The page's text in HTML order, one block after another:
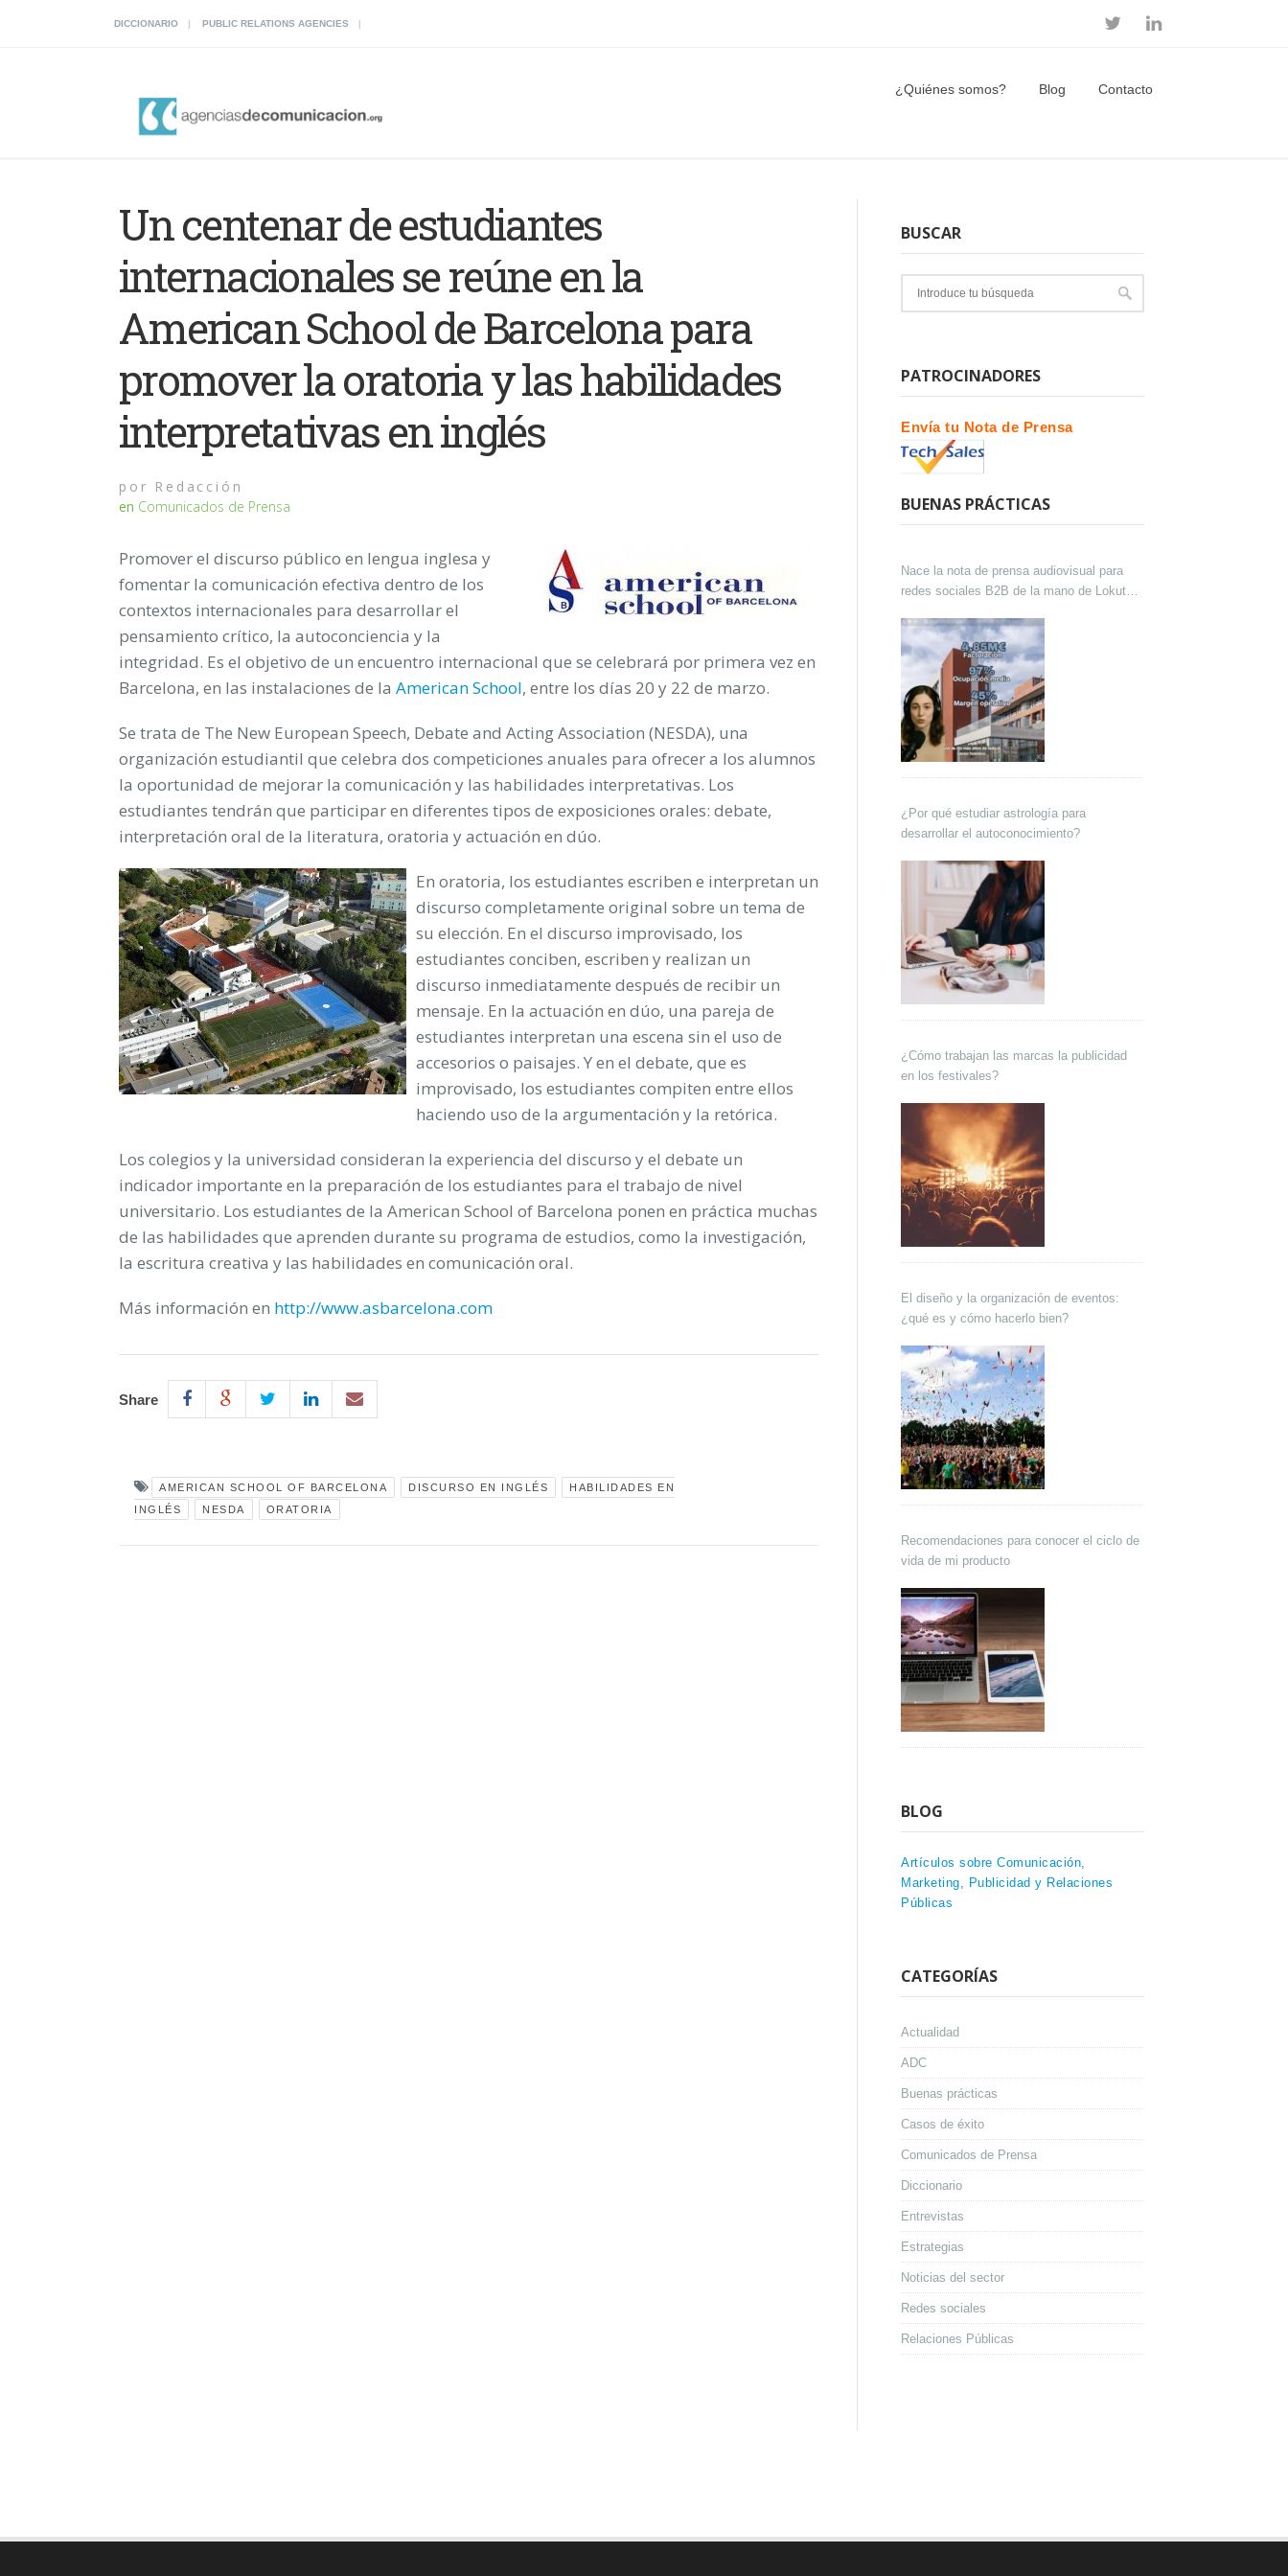
DICCIONARIO PUBLIC RELATIONS AGENCIES
¿Quiénes somos? Blog Contacto
Un centenar de estudiantes
internacionales se reúne en la
American School de Barcelona para
promover la oratoria y las habilidades
interpretativas en inglés
por Redacción
en Comunicados de Prensa
Promover el discurso público en lengua inglesa y
fomentar la comunicación efectiva dentro de los
contextos internacionales para desarrollar el
pensamiento crítico, la autoconciencia y la
integridad. Es el objetivo de un encuentro internacional que se celebrará por primera vez en
Barcelona, en las instalaciones de la American School, entre los días 20 y 22 de marzo.
Se trata de The New European Speech, Debate and Acting Association (NESDA), una
organización estudiantil que celebra dos competiciones anuales para ofrecer a los alumnos
la oportunidad de mejorar la comunicación y las habilidades interpretativas. Los
estudiantes tendrán que participar en diferentes tipos de exposiciones orales: debate,
interpretación oral de la literatura, oratoria y actuación en dúo.
En oratoria, los estudiantes escriben e interpretan un
discurso completamente original sobre un tema de
su elección. En el discurso improvisado, los
estudiantes conciben, escriben y realizan un
discurso inmediatamente después de recibir un
mensaje. En la actuación en dúo, una pareja de
estudiantes interpretan una escena sin el uso de
accesorios o paisajes. Y en el debate, que es
improvisado, los estudiantes compiten entre ellos
haciendo uso de la argumentación y la retórica.
Los colegios y la universidad consideran la experiencia del discurso y el debate un
indicador importante en la preparación de los estudiantes para el trabajo de nivel
universitario. Los estudiantes de la American School of Barcelona ponen en práctica muchas
de las habilidades que aprenden durante su programa de estudios, como la investigación,
la escritura creativa y las habilidades en comunicación oral.
Más información en http://www.asbarcelona.com
Share
AMERICAN SCHOOL OF BARCELONA DISCURSO EN INGLÉS
HABILIDADES EN
INGLÉS
NESDA ORATORIA
BUSCAR
PATROCINADORES
Envía tu Nota de Prensa
BUENAS PRÁCTICAS
Nace la nota de prensa audiovisual para
redes sociales B2B de la mano de Lokutor
¿Por qué estudiar astrología para
desarrollar el autoconocimiento?
¿Cómo trabajan las marcas la publicidad
en los festivales?
El diseño y la organización de eventos:
¿qué es y cómo hacerlo bien?
Recomendaciones para conocer el ciclo de
vida de mi producto
BLOG
Artículos sobre Comunicación,
Marketing, Publicidad y Relaciones
Públicas
CATEGORÍAS
Actualidad
ADC
Buenas prácticas
Casos de éxito
Comunicados de Prensa
Diccionario
Entrevistas
Estrategias
Noticias del sector
Redes sociales
Relaciones Públicas